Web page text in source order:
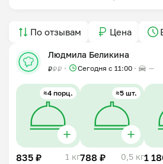
По отзывам Цена
Людмила Беликина
₽₽₽ Сегодня с 11:00 —
≈4 порц.
835 ₽ 1 кг
≈5 шт.
788 ₽ 0,5 кг1